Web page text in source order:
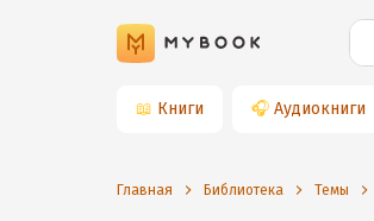
📖 Книги 🎧 Аудиокниги
Главная Библиотека Темы